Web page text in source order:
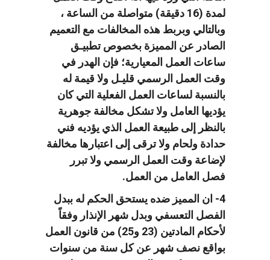
لمدة (16 دقيقة) متواصلة من الساعة ،
وبالتالي وبربط هذه المخالفات مع التعميم
الصادر عن المميزة بخصوص تطبيـق
ساعات العمل المعيارية؛ فإن الهدر في
وقت العمل الرسمي قليـل ولا قيمة له
بالنسبة لساعات العمل الفعلية التي كان
يؤديها العامل ولا تشكل مخالفة جوهرية
بالنظر إلى طبيعة العمل الذي يؤديه فني
حدادة ولحام ولا ترقى إلى اعتبارها مخالفة
لإضاعة وقت العمل الرسمي ولا تبرر
فصل العامل من العمل.
4- ان المميز ضده يستحق الحكم له ببدل
الفصل التعسفي وبدل شهر الإنذار وفقاً
لأحكام المادتين (23 و25) من قانون العمل
بواقع نصف شهر عن كل سنة من سنوات